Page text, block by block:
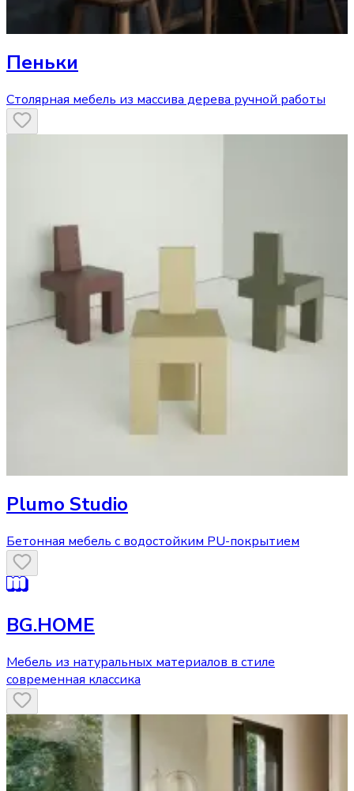
Пеньки
Столярная мебель из массива дерева ручной работы
Plumo Studio
Бетонная мебель с водостойким PU-покрытием
BG.HOME
Мебель из натуральных материалов в стиле
современная классика